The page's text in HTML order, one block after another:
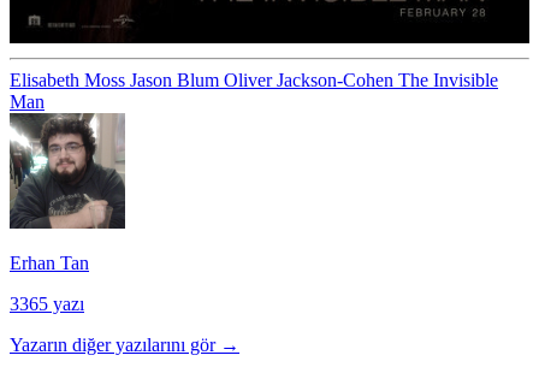
Elisabeth Moss Jason Blum Oliver Jackson-Cohen The Invisible
Man
Erhan Tan
3365 yazı
Yazarın diğer yazılarını gör →